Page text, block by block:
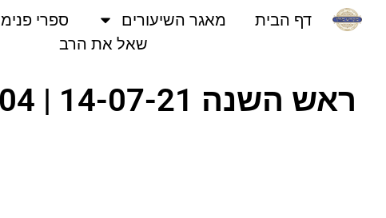
דף הבית מאגר השיעורים ספרי
שאל את הרב